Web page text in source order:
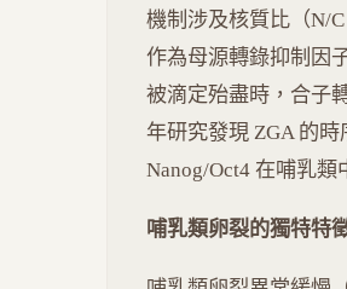
機制涉及核質比（N/
作為母源轉錄抑制因
被滴定殆盡時，合子
年研究發現 ZGA 的
Nanog/Oct4 在哺乳
哺乳類卵裂的獨特特